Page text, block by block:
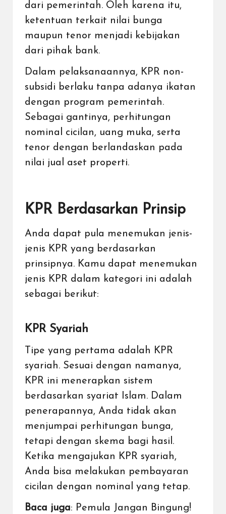
dari pemerintah. Oleh karena itu,
ketentuan terkait nilai bunga
maupun tenor menjadi kebijakan
dari pihak bank.
Dalam pelaksanaannya, KPR non-
subsidi berlaku tanpa adanya ikatan
dengan program pemerintah.
Sebagai gantinya, perhitungan
nominal cicilan, uang muka, serta
tenor dengan berlandaskan pada
nilai jual aset properti.
KPR Berdasarkan Prinsip
Anda dapat pula menemukan jenis-
jenis KPR yang berdasarkan
prinsipnya. Kamu dapat menemukan
jenis KPR dalam kategori ini adalah
sebagai berikut:
KPR Syariah
Tipe yang pertama adalah KPR
syariah. Sesuai dengan namanya,
KPR ini menerapkan sistem
berdasarkan syariat Islam. Dalam
penerapannya, Anda tidak akan
menjumpai perhitungan bunga,
tetapi dengan skema bagi hasil.
Ketika mengajukan KPR syariah,
Anda bisa melakukan pembayaran
cicilan dengan nominal yang tetap.
Baca juga: Pemula Jangan Bingung!